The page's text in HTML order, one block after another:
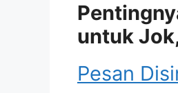
untuk
Pesan